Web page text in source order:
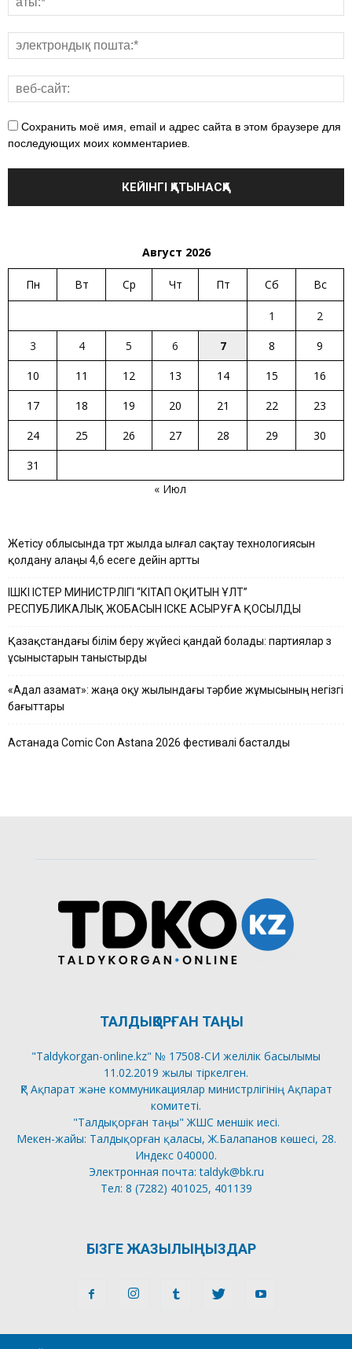
Сохранить моё имя, email и адрес сайта в этом браузере для
последующих моих комментариев.
Август 2026
Пн Вт Ср Чт Пт Сб Вс
1
2
3
4 5 6 7 8
9
10
11 12 13 14 15
16
17
18 19 20 21 22
23
24
25 26 27 28 29
30
31
« Июл
Жетісу облысында төрт жылда ылғал сақтау технологиясын
қолдану алаңы 4,6 есеге дейін артты
ІШКІ ІСТЕР МИНИСТРЛІГІ “КІТАП ОҚИТЫН ҰЛТ”
РЕСПУБЛИКАЛЫҚ ЖОБАСЫН ІСКЕ АСЫРУҒА ҚОСЫЛДЫ
Қазақстандағы білім беру жүйесі қандай болады: партиялар өз
ұсыныстарын таныстырды
«Адал азамат»: жаңа оқу жылындағы тәрбие жұмысының негізгі
бағыттары
Астанада Comic Con Astana 2026 фестивалі басталды
ТАЛДЫҚОРҒАН ТАҢЫ
"Taldykorgan-online.kz" № 17508-СИ желілік басылымы
11.02.2019 жылы тіркелген.
ҚР Ақпарат және коммуникациялар министрлігінің Ақпарат
комитеті.
"Талдықорған таңы" ЖШС меншік иесі.
Мекен-жайы: Талдықорған қаласы, Ж.Балапанов көшесі, 28.
Индекс 040000.
Электронная почта: taldyk@bk.ru
Тел: 8 (7282) 401025, 401139
БІЗГЕ ЖАЗЫЛЫҢЫЗДАР